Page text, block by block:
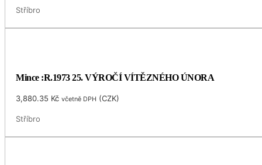
Stříbro
Mince :R.1973 25. VÝROČÍ VÍTĚZNÉHO ÚNORA
3,880.35 Kč včetně DPH (CZK)
Stříbro